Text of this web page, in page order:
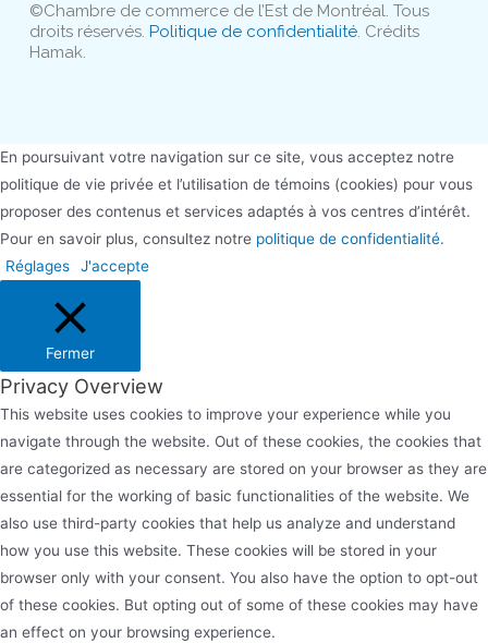
©Chambre de commerce de l’Est de Montréal. Tous
droits réservés. Politique de confidentialité. Crédits
Hamak.
En poursuivant votre navigation sur ce site, vous acceptez notre
politique de vie privée et l’utilisation de témoins (cookies) pour vous
proposer des contenus et services adaptés à vos centres d’intérêt.
Pour en savoir plus, consultez notre politique de confidentialité.
Réglages
J'accepte
Fermer
Privacy Overview
This website uses cookies to improve your experience while you
navigate through the website. Out of these cookies, the cookies that
are categorized as necessary are stored on your browser as they are
essential for the working of basic functionalities of the website. We
also use third-party cookies that help us analyze and understand
how you use this website. These cookies will be stored in your
browser only with your consent. You also have the option to opt-out
of these cookies. But opting out of some of these cookies may have
an effect on your browsing experience.